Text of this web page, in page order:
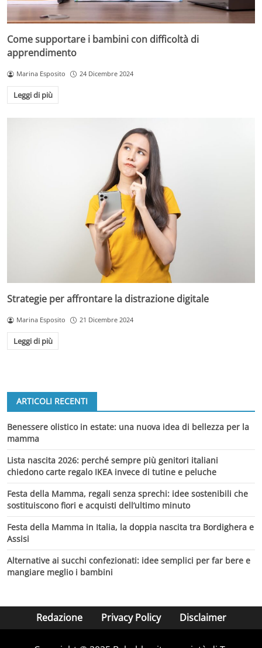
Come supportare i bambini con difficoltà di
apprendimento
Marina Esposito 24 Dicembre 2024
Leggi di più
Strategie per affrontare la distrazione digitale
Marina Esposito 21 Dicembre 2024
Leggi di più
ARTICOLI RECENTI
Benessere olistico in estate: una nuova idea di bellezza per la
mamma
Lista nascita 2026: perché sempre più genitori italiani
chiedono carte regalo IKEA invece di tutine e peluche
Festa della Mamma, regali senza sprechi: idee sostenibili che
sostituiscono fiori e acquisti dell’ultimo minuto
Festa della Mamma in Italia, la doppia nascita tra Bordighera e
Assisi
Alternative ai succhi confezionati: idee semplici per far bere e
mangiare meglio i bambini
Redazione Privacy Policy Disclaimer